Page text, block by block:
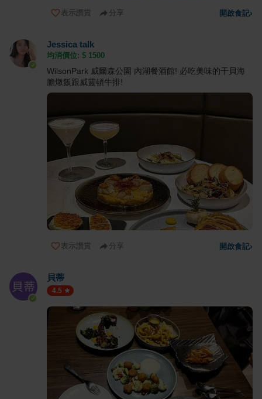
表示讚賞 分享 開啟食記›
Jessica talk
均消價位: $ 1500
WilsonPark 威爾森公園 內湖餐酒館! 必吃美味的干貝海
膽燉飯跟威靈頓牛排!
表示讚賞 分享 開啟食記›
貝蒂
4.5